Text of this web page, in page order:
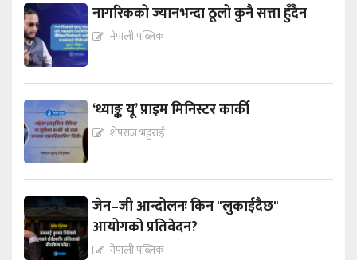
नागरिकको ज्यानभन्दा ठूलो कुनै सत्ता हुँदैन
नेपाली पब्लिक
‘थ्याङ्क यू’ प्राइम मिनिस्टर कार्की
शेषराज भट्टराई
जेन–जी आन्दोलनः किन "लुकाईदैछ"
आयोगको प्रतिवेदन?
नेपाली पब्लिक